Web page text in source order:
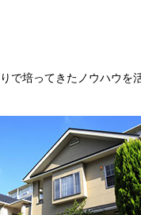
で培ってきたノウハウを